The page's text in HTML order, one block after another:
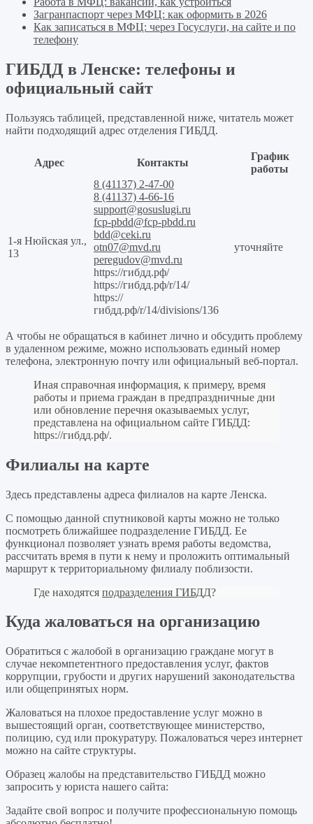
Загранпаспорт через МФЦ: как оформить в 2026
Как записаться в МФЦ: через Госуслуги, на сайте и по
телефону
ГИБДД в Ленске: телефоны и
официальный сайт
Пользуясь таблицей, представленной ниже, читатель может
найти подходящий адрес отделения ГИБДД.
Адрес Контакты
График
работы
1-я Нюйская ул.,
13
8 (41137) 2-47-00
8 (41137) 4-66-16
support@gosuslugi.ru
fcp-pbdd@fcp-pbdd.ru
bdd@ceki.ru
otn07@mvd.ru
peregudov@mvd.ru
https://гибдд.рф/
https://гибдд.рф/r/14/
https://
гибдд.рф/r/14/divisions/136
уточняйте
А чтобы не обращаться в кабинет лично и обсудить проблему
в удаленном режиме, можно использовать единый номер
телефона, электронную почту или официальный веб-портал.
Иная справочная информация, к примеру, время
работы и приема граждан в предпраздничные дни
или обновление перечня оказываемых услуг,
представлена на официальном сайте ГИБДД:
https://гибдд.рф/.
Филиалы на карте
Здесь представлены адреса филиалов на карте Ленска.
С помощью данной спутниковой карты можно не только
посмотреть ближайшее подразделение ГИБДД. Ее
функционал позволяет узнать время работы ведомства,
рассчитать время в пути к нему и проложить оптимальный
маршрут к территориальному филиалу поблизости.
Где находятся подразделения ГИБДД?
Куда жаловаться на организацию
Обратиться с жалобой в организацию граждане могут в
случае некомпетентного предоставления услуг, фактов
коррупции, грубости и других нарушений законодательства
или общепринятых норм.
Жаловаться на плохое предоставление услуг можно в
вышестоящий орган, соответствующее министерство,
полицию, суд или прокуратуру. Пожаловаться через интернет
можно на сайте структуры.
Образец жалобы на представительство ГИБДД можно
запросить у юриста нашего сайта:
Задайте свой вопрос и получите профессиональную помощь